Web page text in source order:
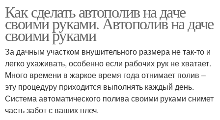
Как сделать автополив на даче
своими руками. Автополив на даче
своими руками
За дачным участком внушительного размера не так-то и
легко ухаживать, особенно если рабочих рук не хватает.
Много времени в жаркое время года отнимает полив –
эту процедуру приходится выполнять каждый день.
Система автоматического полива своими руками снимет
часть забот с ваших плеч.